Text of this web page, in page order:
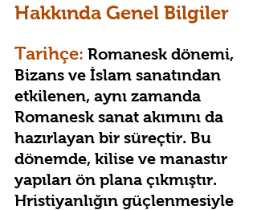
Hakkında Genel Bilgiler
Tarihçe: Romanesk dönemi,
Bizans ve İslam sanatından
etkilenen, aynı zamanda
Romanesk sanat akımını da
hazırlayan bir süreçtir. Bu
dönemde, kilise ve manastır
yapıları ön plana çıkmıştır.
Hristiyanlığın güçlenmesiyle